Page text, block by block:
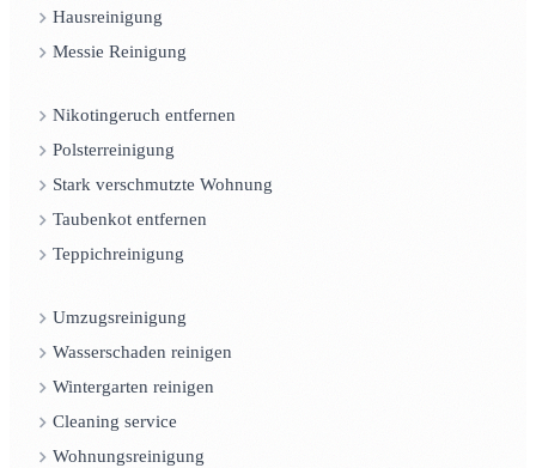
Hausreinigung
Messie Reinigung
Nikotingeruch entfernen
Polsterreinigung
Stark verschmutzte Wohnung
Taubenkot entfernen
Teppichreinigung
Umzugsreinigung
Wasserschaden reinigen
Wintergarten reinigen
Cleaning service
Wohnungsreinigung